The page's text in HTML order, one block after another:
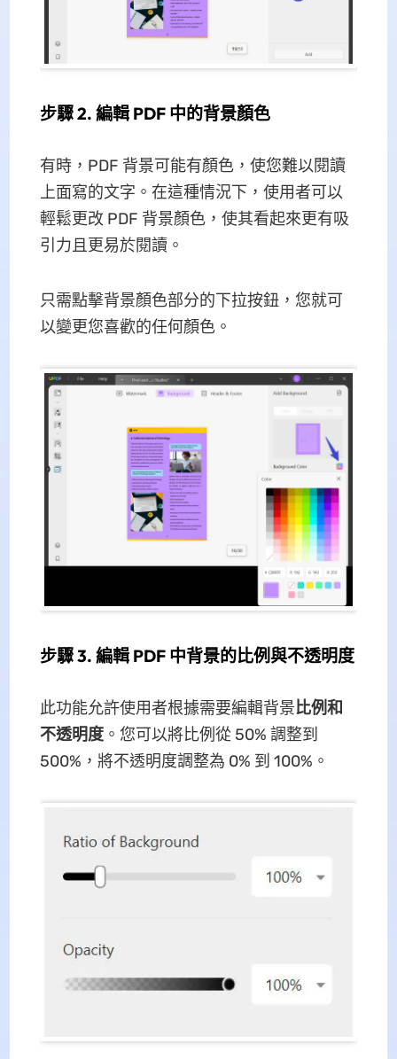
步驟 2. 編輯 PDF 中的背景顏色
有時，PDF 背景可能有顏色，使您難以閱讀
上面寫的文字。在這種情況下，使用者可以
輕鬆更改 PDF 背景顏色，使其看起來更有吸
引力且更易於閱讀。
只需點擊背景顏色部分的下拉按鈕，您就可
以變更您喜歡的任何顏色。
步驟 3. 編輯 PDF 中背景的比例與不透明度
此功能允許使用者根據需要編輯背景比例和
不透明度。您可以將比例從 50% 調整到
500%，將不透明度調整為 0% 到 100%。